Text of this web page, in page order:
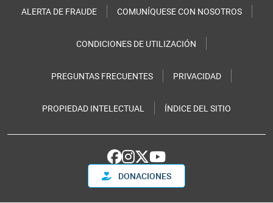
ALERTA DE FRAUDE COMUNÍQUESE CON NOSOTROS
CONDICIONES DE UTILIZACIÓN
PREGUNTAS FRECUENTES PRIVACIDAD
PROPIEDAD INTELECTUAL ÍNDICE DEL SITIO
DONACIONES